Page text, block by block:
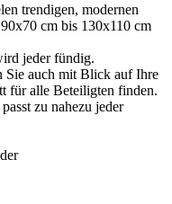
trendigen, modernen
cm bis 130x110 cm
jeder fündig.
Sie auch mit Blick auf Ihre
für alle Beteiligten finden.
zu nahezu jeder